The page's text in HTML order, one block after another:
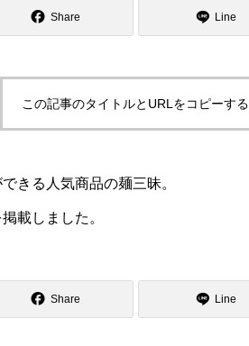
Share Line
この記事のタイトルとURLをコピーする
きる人気商品の麺三昧。
載しました。
Share Line